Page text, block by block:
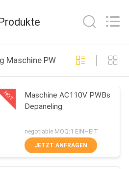
49
34
Maschine PWBs
HOT
Maschine AC110V PWBs
Depaneling
negotiable MOQ:1 EINHEIT
JETZT ANFRAGEN